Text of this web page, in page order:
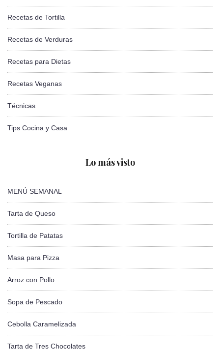
Recetas de Tortilla
Recetas de Verduras
Recetas para Dietas
Recetas Veganas
Técnicas
Tips Cocina y Casa
Lo más visto
MENÚ SEMANAL
Tarta de Queso
Tortilla de Patatas
Masa para Pizza
Arroz con Pollo
Sopa de Pescado
Cebolla Caramelizada
Tarta de Tres Chocolates